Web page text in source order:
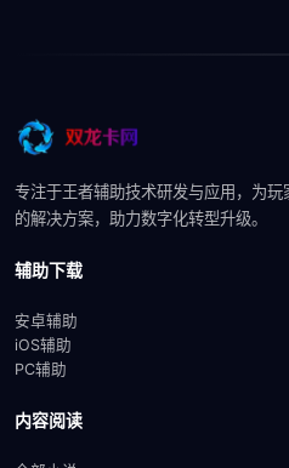
专注于王者辅助技术研发与应用，为玩
的解决方案，助力数字化转型升级。
辅助下载
安卓辅助
iOS辅助
PC辅助
内容阅读